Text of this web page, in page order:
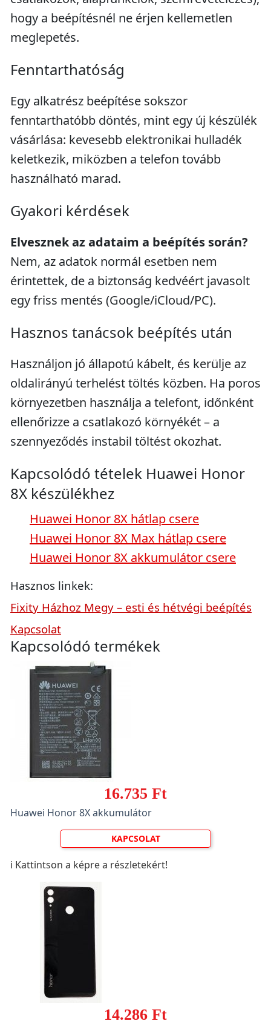
hogy a beépítésnél ne érjen kellemetlen
meglepetés.
Fenntarthatóság
Egy alkatrész beépítése sokszor
fenntarthatóbb döntés, mint egy új készülék
vásárlása: kevesebb elektronikai hulladék
keletkezik, miközben a telefon tovább
használható marad.
Gyakori kérdések
Elvesznek az adataim a beépítés során?
Nem, az adatok normál esetben nem
érintettek, de a biztonság kedvéért javasolt
egy friss mentés (Google/iCloud/PC).
Hasznos tanácsok beépítés után
Használjon jó állapotú kábelt, és kerülje az
oldalirányú terhelést töltés közben. Ha poros
környezetben használja a telefont, időnként
ellenőrizze a csatlakozó környékét – a
szennyeződés instabil töltést okozhat.
Kapcsolódó tételek Huawei Honor
8X készülékhez
Huawei Honor 8X hátlap csere
Huawei Honor 8X Max hátlap csere
Huawei Honor 8X akkumulátor csere
Hasznos linkek:
Fixity Házhoz Megy – esti és hétvégi beépítés
Kapcsolat
Kapcsolódó termékek
16.735 Ft
Huawei Honor 8X akkumulátor
KAPCSOLAT
ℹ️ Kattintson a képre a részletekért!
14.286 Ft